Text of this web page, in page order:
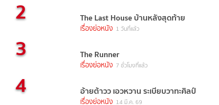
2 The Last House บ้านหลังสุดท้าย
เรื่องย่อหนัง 1 วันที่แล้ว
3 The Runner
เรื่องย่อหนัง 7 ชั่วโมงที่แล้ว
4 อ้ายต้าวว เอวหวาน ระเบียบวาทะศิลป์
เรื่องย่อหนัง 14 มี.ค. 69